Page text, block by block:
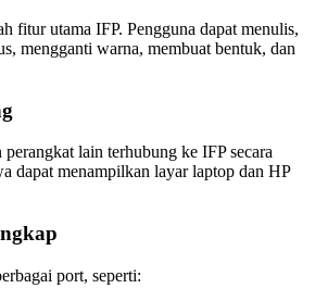
fitur utama IFP. Pengguna dapat menulis,
mengganti warna, membuat bentuk, dan
lain terhubung ke IFP secara
dapat menampilkan layar laptop dan HP
port, seperti: